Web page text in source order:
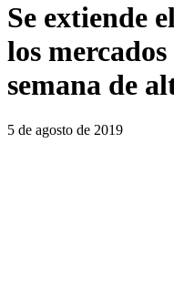
Se extiende
los
semana de
5 de agosto de 2019